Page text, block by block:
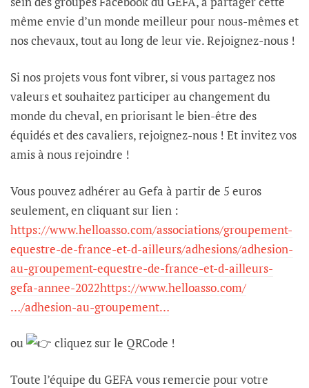
même envie d’un monde meilleur pour nous-mêmes et
nos chevaux, tout au long de leur vie. Rejoignez-nous !
Si nos projets vous font vibrer, si vous partagez nos
valeurs et souhaitez participer au changement du
monde du cheval, en priorisant le bien-être des
équidés et des cavaliers, rejoignez-nous ! Et invitez vos
amis à nous rejoindre !
Vous pouvez adhérer au Gefa à partir de 5 euros
seulement, en cliquant sur lien :
https://www.helloasso.com/associations/groupement-
equestre-de-france-et-d-ailleurs/adhesions/adhesion-
au-groupement-equestre-de-france-et-d-ailleurs-
gefa-annee-2022https://www.helloasso.com/
…/adhesion-au-groupement…
ou cliquez sur le QRCode !
Toute l’équipe du GEFA vous remercie pour votre